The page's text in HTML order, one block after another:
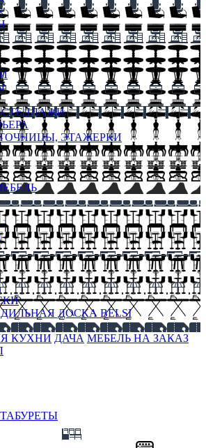
ЭТАЖЕРКИ
ДОСКА BELSI
КУХНИ ДАЧА МЕБЕЛЬ НА ЗАКАЗ
ТАБУРЕТЫ